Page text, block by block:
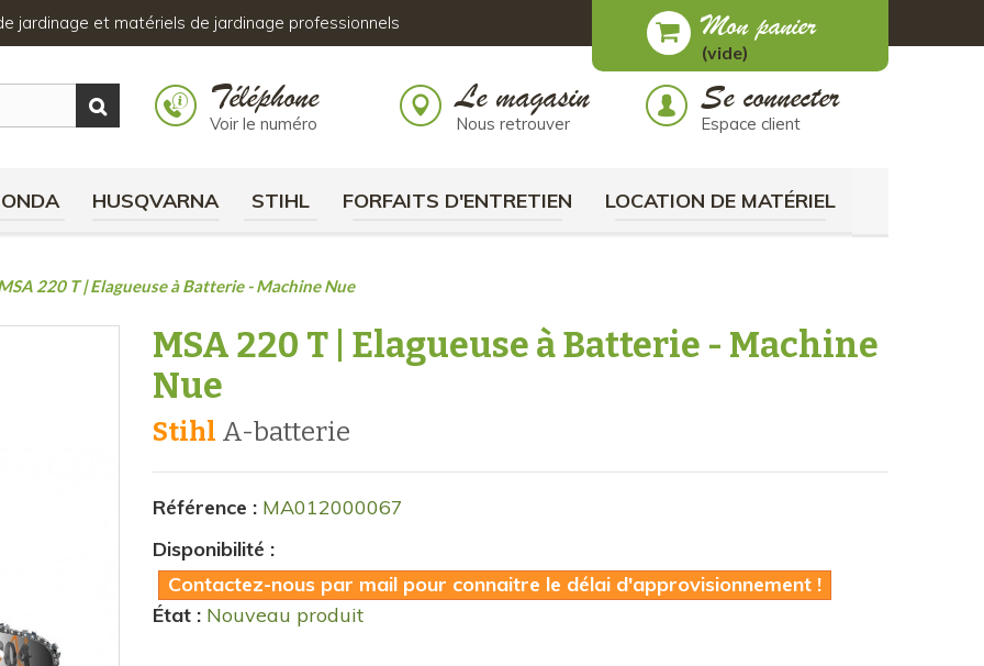
Mon panier
(vide)
jardinage et matériels de jardinage professionnels
Téléphone
Voir le numéro
Le magasin
Nous retrouver
Se connecter
Espace client
HUSQVARNA STIHL FORFAITS D'ENTRETIEN LOCATION DE MATÉRIEL
220 T | Elagueuse à Batterie - Machine Nue
MSA 220 T | Elagueuse à Batterie - Machine
Nue
Stihl a-batterie
Référence : MA012000067
Disponibilité :
Contactez-nous par mail pour connaitre le délai d'approvisionnement !
État : Nouveau produit